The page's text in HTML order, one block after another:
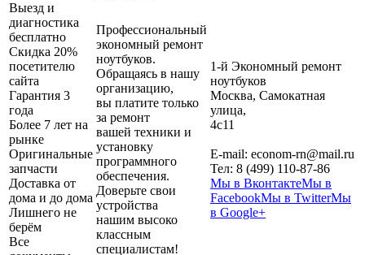
Выезд и
диагностика
бесплатно
Скидка 20%
посетителю
сайта
Гарантия 3
года
Более 7 лет на
рынке
Оригинальные
запчасти
Доставка от
дома и до дома
Лишнего не
берём
Все
Профессиональный
экономный ремонт
ноутбуков.
Обращаясь в нашу
организацию,
вы платите только
за ремонт
вашей техники и
установку
программного
обеспечения.
Доверьте свои
устройства
нашим высоко
классным
специалистам!
1-й Экономный ремонт
ноутбуков
Москва, Самокатная
улица,
4с11
E-mail: econom-rn@mail.ru
Тел: 8 (499) 110-87-86
Мы в ВконтактеМы в
FacebookМы в TwitterМы
в Google+